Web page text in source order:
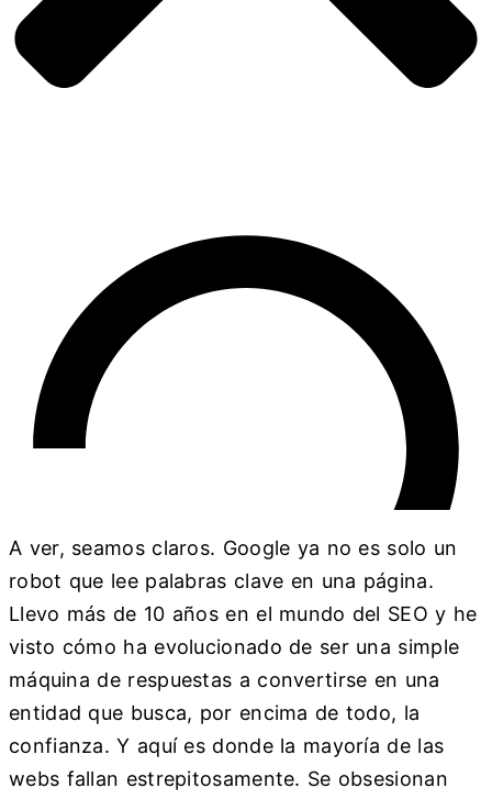
A ver, seamos claros. Google ya no es solo un
robot que lee palabras clave en una página.
Llevo más de 10 años en el mundo del SEO y he
visto cómo ha evolucionado de ser una simple
máquina de respuestas a convertirse en una
entidad que busca, por encima de todo, la
confianza. Y aquí es donde la mayoría de las
webs fallan estrepitosamente. Se obsesionan